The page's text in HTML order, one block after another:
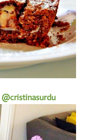
@cristinasurdu